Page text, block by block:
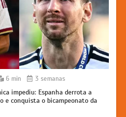
6 min 3 semanas
impediu: Espanha derrota a
e conquista o bicampeonato da